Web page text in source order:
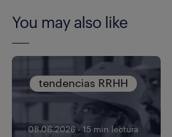
You may also like
tendencias RRHH
08.06.2026 ·15 min lectura